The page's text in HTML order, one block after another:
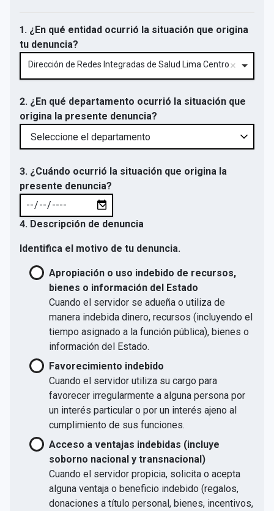
1. ¿En qué entidad ocurrió la situación que origina
tu denuncia?
Dirección de Redes Integradas de Salud Lima Centro
2. ¿En qué departamento ocurrió la situación que
origina la presente denuncia?
3. ¿Cuándo ocurrió la situación que origina la
presente denuncia?
4. Descripción de denuncia
Identifica el motivo de tu denuncia.
Apropiación o uso indebido de recursos,
bienes o información del Estado
Cuando el servidor se adueña o utiliza de
manera indebida dinero, recursos (incluyendo el
tiempo asignado a la función pública), bienes o
información del Estado.
Favorecimiento indebido
Cuando el servidor utiliza su cargo para
favorecer irregularmente a alguna persona por
un interés particular o por un interés ajeno al
cumplimiento de sus funciones.
Acceso a ventajas indebidas (incluye
soborno nacional y transnacional)
Cuando el servidor propicia, solicita o acepta
alguna ventaja o beneficio indebido (regalos,
donaciones a título personal, bienes, incentivos,